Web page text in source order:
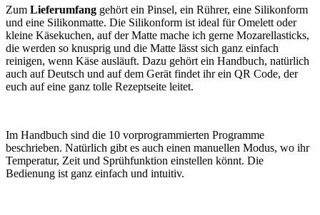
Zum Lieferumfang gehört ein Pinsel, ein Rührer, eine Silikonform
und eine Silikonmatte. Die Silikonform ist ideal für Omelett oder
kleine Käsekuchen, auf der Matte mache ich gerne Mozarellasticks,
die werden so knusprig und die Matte lässt sich ganz einfach
reinigen, wenn Käse ausläuft. Dazu gehört ein Handbuch, natürlich
auch auf Deutsch und auf dem Gerät findet ihr ein QR Code, der
euch auf eine ganz tolle Rezeptseite leitet.
Im Handbuch sind die 10 vorprogrammierten Programme
beschrieben. Natürlich gibt es auch einen manuellen Modus, wo ihr
Temperatur, Zeit und Sprühfunktion einstellen könnt. Die
Bedienung ist ganz einfach und intuitiv.